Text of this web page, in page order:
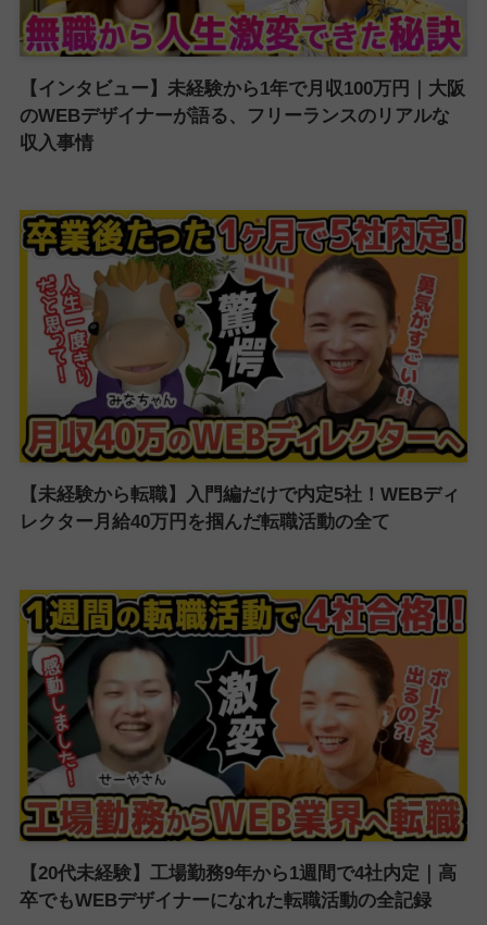
【インタビュー】未経験から1年で月収100万円｜大阪
のWEBデザイナーが語る、フリーランスのリアルな
収入事情
【未経験から転職】入門編だけで内定5社！WEBディ
レクター月給40万円を掴んだ転職活動の全て
【20代未経験】工場勤務9年から1週間で4社内定｜高
卒でもWEBデザイナーになれた転職活動の全記録